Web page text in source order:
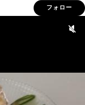
フォロー